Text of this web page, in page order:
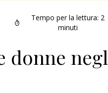
Tempo per la lettura: 2
minuti
donne